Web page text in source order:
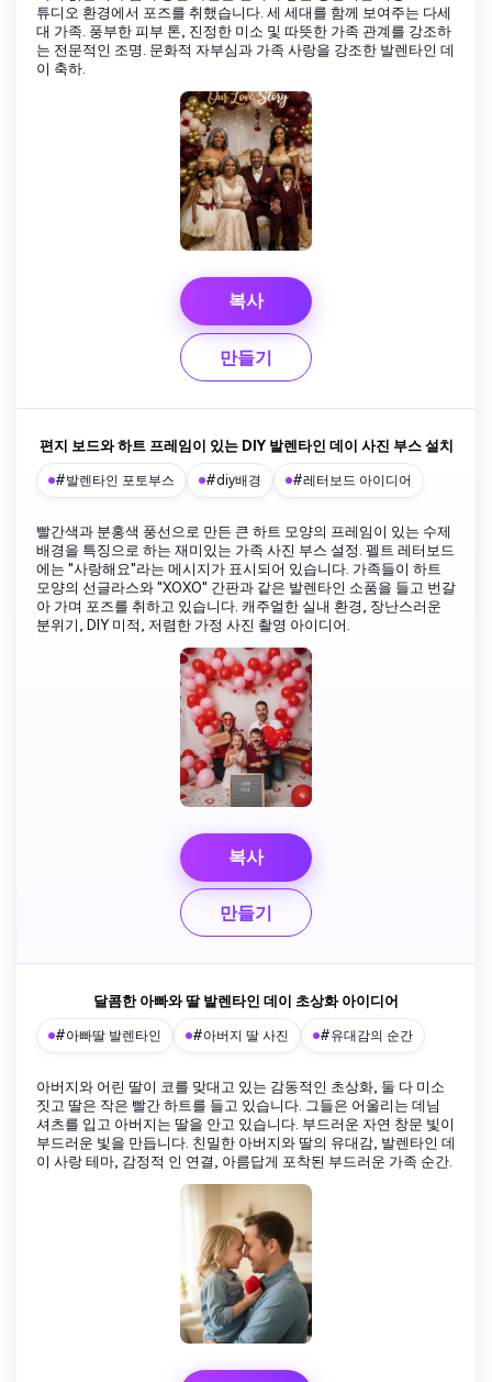
튜디오 환경에서 포즈를 취했습니다. 세 세대를 함께 보여주는 다세
대 가족. 풍부한 피부 톤, 진정한 미소 및 따뜻한 가족 관계를 강조하
는 전문적인 조명. 문화적 자부심과 가족 사랑을 강조한 발렌타인 데
이 축하.
복사
만들기
편지 보드와 하트 프레임이 있는 DIY 발렌타인 데이 사진 부스 설치
#발렌타인 포토부스 #diy배경 #레터보드 아이디어
빨간색과 분홍색 풍선으로 만든 큰 하트 모양의 프레임이 있는 수제
배경을 특징으로 하는 재미있는 가족 사진 부스 설정. 펠트 레터보드
에는 "사랑해요"라는 메시지가 표시되어 있습니다. 가족들이 하트
모양의 선글라스와 "XOXO" 간판과 같은 발렌타인 소품을 들고 번갈
아 가며 포즈를 취하고 있습니다. 캐주얼한 실내 환경, 장난스러운
분위기, DIY 미적, 저렴한 가정 사진 촬영 아이디어.
복사
만들기
달콤한 아빠와 딸 발렌타인 데이 초상화 아이디어
#아빠딸 발렌타인 #아버지 딸 사진 #유대감의 순간
아버지와 어린 딸이 코를 맞대고 있는 감동적인 초상화, 둘 다 미소
짓고 딸은 작은 빨간 하트를 들고 있습니다. 그들은 어울리는 데님
셔츠를 입고 아버지는 딸을 안고 있습니다. 부드러운 자연 창문 빛이
부드러운 빛을 만듭니다. 친밀한 아버지와 딸의 유대감, 발렌타인 데
이 사랑 테마, 감정적 인 연결, 아름답게 포착된 부드러운 가족 순간.